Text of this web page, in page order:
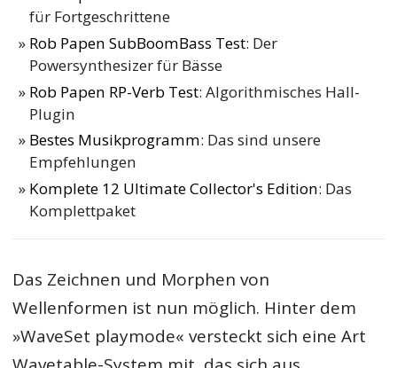
für Fortgeschrittene
Rob Papen SubBoomBass Test: Der
Powersynthesizer für Bässe
Rob Papen RP-Verb Test: Algorithmisches Hall-
Plugin
Bestes Musikprogramm: Das sind unsere
Empfehlungen
Komplete 12 Ultimate Collector's Edition: Das
Komplettpaket
Das Zeichnen und Morphen von
Wellenformen ist nun möglich. Hinter dem
»WaveSet playmode« versteckt sich eine Art